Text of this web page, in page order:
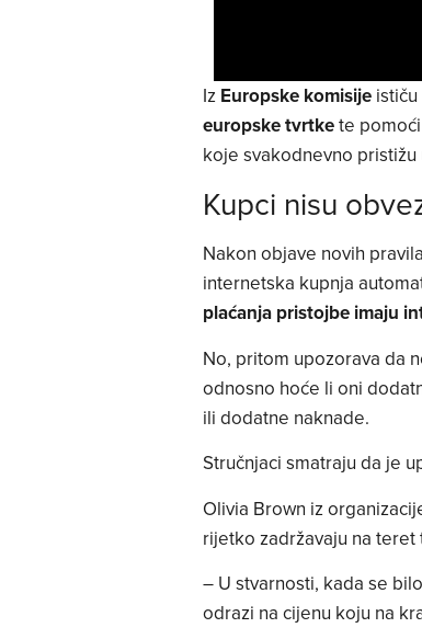
Iz Europske komisijeističu
europske tvrtkete pomoći
koje svakodnevno pristižu
Kupci nisu
Nakon objave novih
internetska kupnja
plaćanja pristojbe imaju
No, pritom upozorava da
odnosno hoće li oni
ili dodatne naknade.
Stručnjaci smatraju da je
Olivia Brown iz
rijetko zadržavaju na teret
– U stvarnosti, kada se
odrazi na cijenu koju na